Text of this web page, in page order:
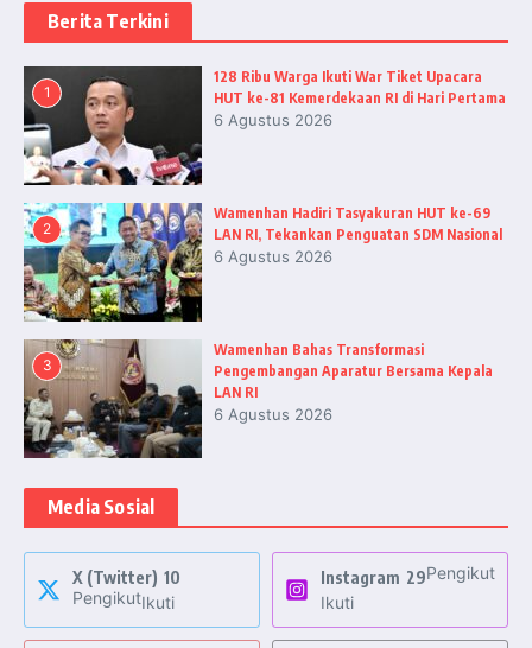
Berita Terkini
1
128 Ribu Warga Ikuti War Tiket Upacara
HUT ke-81 Kemerdekaan RI di Hari Pertama
6 Agustus 2026
2
Wamenhan Hadiri Tasyakuran HUT ke-69
LAN RI, Tekankan Penguatan SDM Nasional
6 Agustus 2026
3
Wamenhan Bahas Transformasi
Pengembangan Aparatur Bersama Kepala
LAN RI
6 Agustus 2026
Media Sosial
X (Twitter) 10
PengikutIkuti
Instagram 29Pengikut
Ikuti